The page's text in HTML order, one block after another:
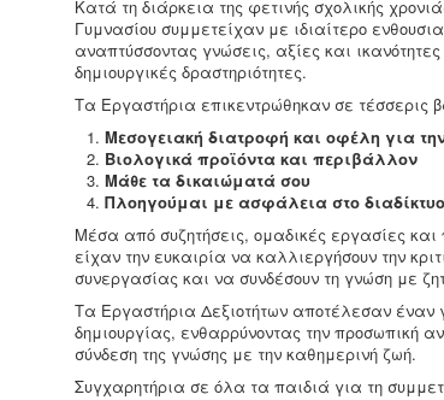
Κατά τη διάρκεια της φετινής σχολικής
Γυμνασίου συμμετείχαν με ιδιαίτερο
αναπτύσσοντας γνώσεις, αξίες και
δημιουργικές δραστηριότητες.
Τα Εργαστήρια επικεντρώθηκαν σε τέσσερις
Μεσογειακή διατροφή και οφέλη για
Βιολογικά προϊόντα και περιβάλλον
Μάθε τα δικαιώματά σου
Πλοηγούμαι με ασφάλεια στο διαδίκτυο
Μέσα από συζητήσεις, ομαδικές εργασίες και
είχαν την ευκαιρία να καλλιεργήσουν την
συνεργασίας και να συνδέσουν τη γνώση με
Τα Εργαστήρια Δεξιοτήτων αποτέλεσαν έναν
δημιουργίας, ενθαρρύνοντας την προσωπική
σύνδεση της γνώσης με την καθημερινή ζωή.
Συγχαρητήρια σε όλα τα παιδιά για τη